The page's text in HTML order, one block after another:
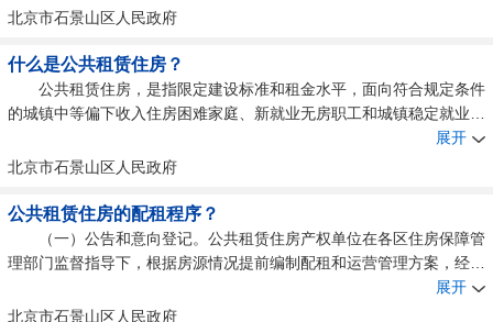
者抚养关系，包括申请人配偶、父母、未成年子女、已成年但不能独立
者已成年但不能独立生活的孙子女和外孙子女等。其中申请廉租住房的
低保家庭成员按民政部门核发的《北京市城市居民最低生活保障金领取
证》上标明的人口认定。
北京市石景山区人民政府
什么是公共租赁住房？
公共租赁住房，是指限定建设标准和租金水平，面向符合规定条件
的城镇中等偏下收入住房困难家庭、新就业无房职工和城镇稳定就业的
展开
北京市石景山区人民政府
公共租赁住房的配租程序？
（一）公告和意向登记。公共租赁住房产权单位在各区住房保障管
理部门监督指导下，根据房源情况提前编制配租和运营管理方案，经批
准后，由各区住房保障管理部门在各区政府网站上公布配租公告，公告
内容包括房源位置、套数、户型面积、工期、租金标准、租赁管理、供
展开
北京市石景山区人民政府